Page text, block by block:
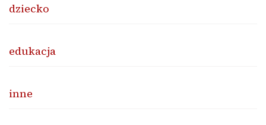
dziecko
edukacja
inne